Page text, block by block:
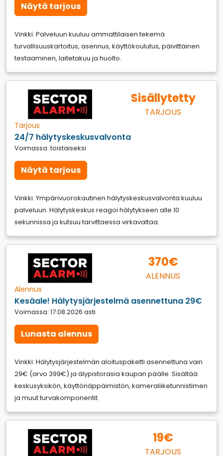
Näytä tarjous
Vinkki: Palveluun kuuluu ammattilaisen tekemä
turvallisuuskartoitus, asennus, käyttökoulutus, päivittäinen
testaaminen, laitetakuu ja huolto.
Sisällytetty
TARJOUS
Tarjous
24/7 hälytyskeskusvalvonta
Voimassa: toistaiseksi
Näytä tarjous
Vinkki: Ympärivuorokautinen hälytyskeskusvalvonta kuuluu
palveluun. Hälytyskeskus reagoi hälytykseen alle 10
sekunnissa ja kutsuu tarvittaessa virkavaltaa.
370€
ALENNUS
Alennus
Kesäale! Hälytysjärjestelmä asennettuna 29€
Voimassa: 17.08.2026 asti
Lunasta alennus
Vinkki: Hälytysjärjestelmän aloituspaketti asennettuna vain
29€ (arvo 399€) ja älypistorasia kaupan päälle. Sisältää
keskusyksikön, käyttönäppäimistön, kameraliiketunnistimen
ja muut turvakomponentit.
19€
TARJOUS